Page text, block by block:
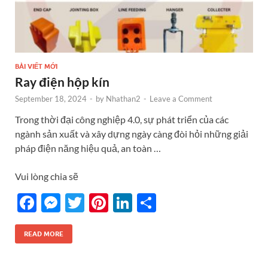
BÀI VIẾT MỚI
Ray điện hộp kín
September 18, 2024 - by Nhathan2 - Leave a Comment
Trong thời đại công nghiệp 4.0, sự phát triển của các
ngành sản xuất và xây dựng ngày càng đòi hỏi những giải
pháp điện năng hiệu quả, an toàn …
Vui lòng chia sẽ
F
ac
e
M
es
se
T
Pi Li
READ MORE